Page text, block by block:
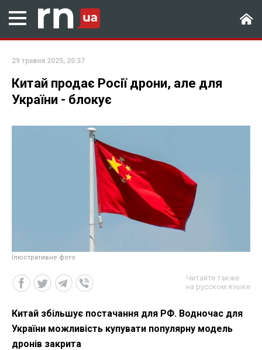
29 травня 2025, 20:37
Китай продає Росії дрони, але для
України - блокує
Ілюстративне фото
Читайте также
на русском языке
Китай збільшує постачання для РФ. Водночас для
України можливість купувати популярну модель
дронів закрита